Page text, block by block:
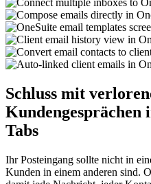
Schluss mit
Kundengesprächen
Tabs
Ihr Posteingang sollte nicht in
Kunden in einem anderen sind.